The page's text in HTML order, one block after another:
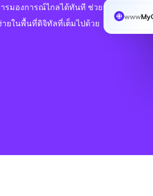
รมองการณ์ไกลได้ทันที ช่วย
ยในพื้นที่ดิจิทัลที่เต็มไปด้วย
www